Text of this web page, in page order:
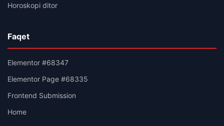
Horoskopi ditor
Faqet
Elementor #68347
Elementor Page #68335
Frontend Submission
Home